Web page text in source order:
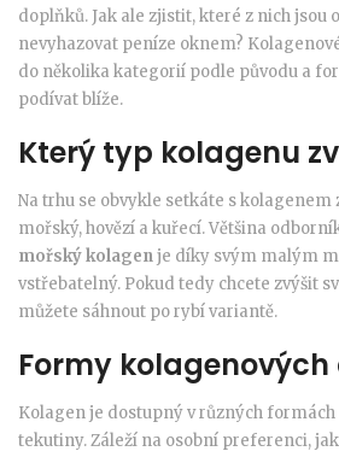
doplňků. Jak ale zjistit, které z nich jsou
nevyhazovat peníze oknem?
do několika kategorií podle původu a
podívat blíže.
Který typ kolagenu
Na trhu se obvykle setkáte s kolagenem
mořský, hovězí a kuřecí. Většina
mořský kolagenje díky svým malým
vstřebatelný. Pokud tedy chcete zvýšit
můžete sáhnout po rybí variantě.
Formy
Kolagen je dostupný v různých
tekutiny. Záleží na osobní preferenci,